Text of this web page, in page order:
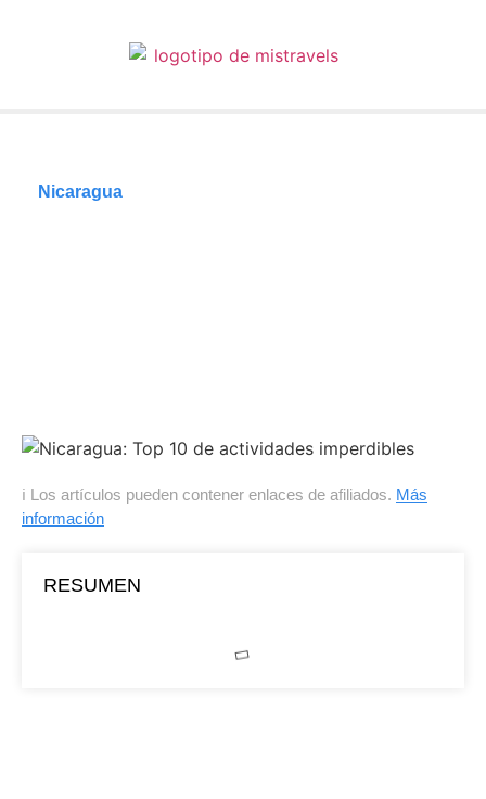
Nicaragua
ℹ Los artículos pueden contener enlaces de afiliados. Más
información
RESUMEN